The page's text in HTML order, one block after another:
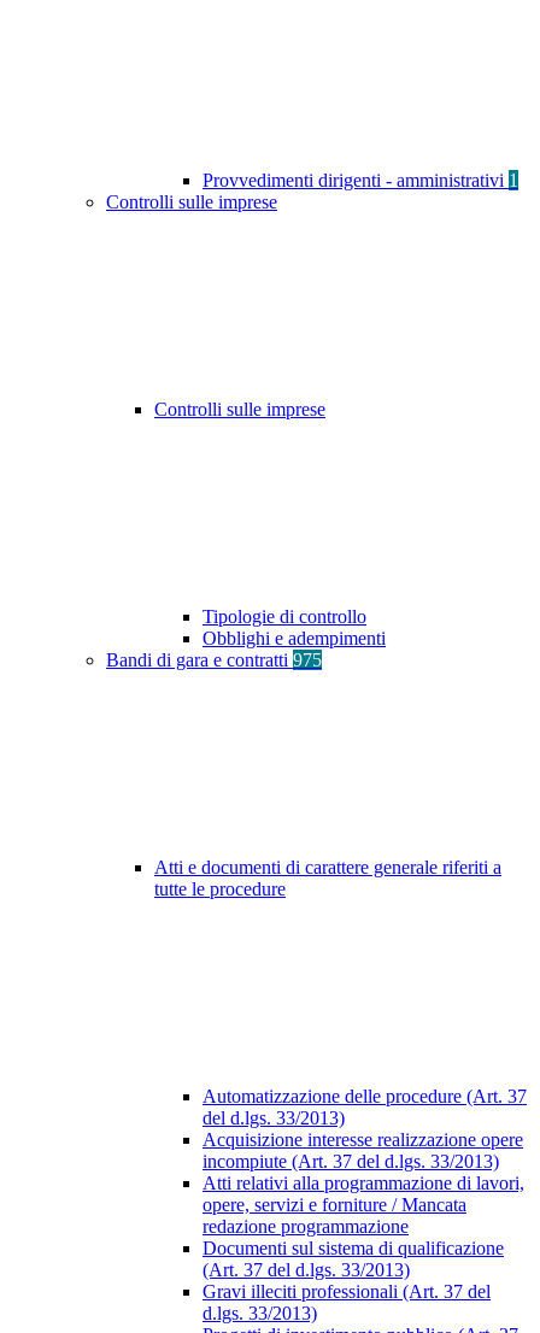
Provvedimenti dirigenti - amministrativi 1
Controlli sulle imprese
Controlli sulle imprese
Tipologie di controllo
Obblighi e adempimenti
Bandi di gara e contratti 975
Atti e documenti di carattere generale riferiti a
tutte le procedure
Automatizzazione delle procedure (Art. 37
del d.lgs. 33/2013)
Acquisizione interesse realizzazione opere
incompiute (Art. 37 del d.lgs. 33/2013)
Atti relativi alla programmazione di lavori,
opere, servizi e forniture / Mancata
redazione programmazione
Documenti sul sistema di qualificazione
(Art. 37 del d.lgs. 33/2013)
Gravi illeciti professionali (Art. 37 del
d.lgs. 33/2013)